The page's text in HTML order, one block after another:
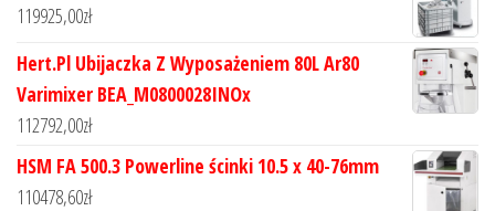
119925,00zł
Hert.Pl Ubijaczka Z Wyposażeniem 80L Ar80
Varimixer BEA_M0800028INOx
112792,00zł
HSM FA 500.3 Powerline ścinki 10.5 x 40-76mm
110478,60zł